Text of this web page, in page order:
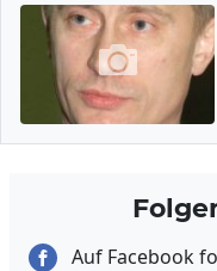
Auf Facebook